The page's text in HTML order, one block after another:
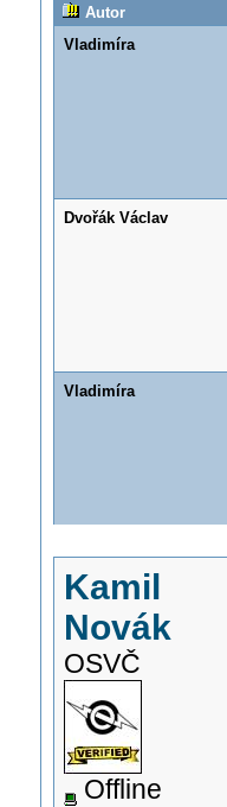
Autor
Vladimíra
Dvořák Václav
Vladimíra
Kamil
Novák
OSVČ
Offline